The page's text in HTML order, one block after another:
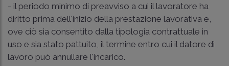
- il periodo minimo di preavviso a cui il lavoratore ha
diritto prima dell'inizio della prestazione lavorativa e,
ove ciò sia consentito dalla tipologia contrattuale in
uso e sia stato pattuito, il termine entro cui il datore di
lavoro può annullare l'incarico.